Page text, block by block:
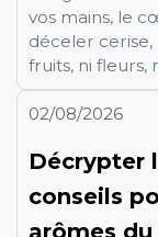
vos mains, le
déceler cerise,
fruits, ni fleurs,
02/08/2026
Décrypter
conseils
arômes du